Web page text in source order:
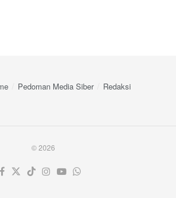
Pedoman Media Siber Redaksi
© 2026